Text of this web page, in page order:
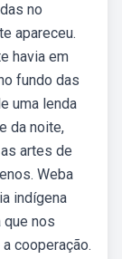
no
apareceu.
havia em
fundo das
uma lenda
da noite,
artes de
Weba
indígena
que nos
cooperação.